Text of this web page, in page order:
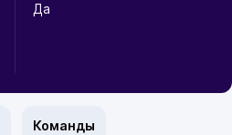
Да
Команды